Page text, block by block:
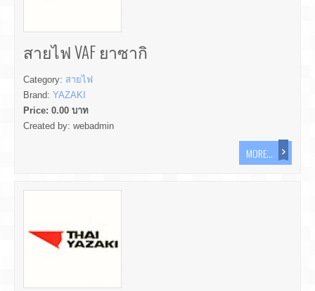
สายไฟ VAF ยาซากิ
Category: สายไฟ
Brand: YAZAKI
Price: 0.00 บาท
Created by: webadmin
MORE...